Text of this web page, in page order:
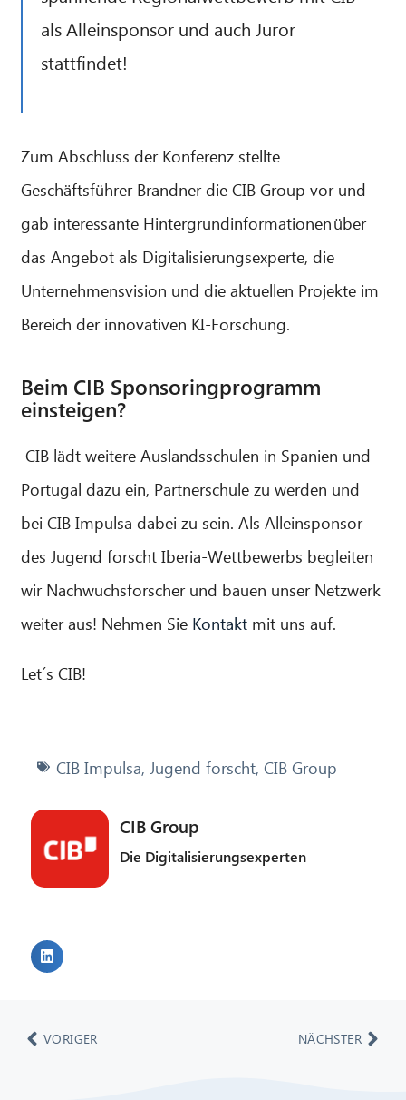
als Alleinsponsor und auch Juror
stattfindet!
Zum Abschluss der Konferenz stellte
Geschäftsführer Brandner die CIB Group vor und
gab interessante Hintergrundinformationen über
das Angebot als Digitalisierungsexperte, die
Unternehmensvision und die aktuellen Projekte im
Bereich der innovativen KI-Forschung.
Beim CIB Sponsoringprogramm
einsteigen?
CIB lädt weitere Auslandsschulen in Spanien und
Portugal dazu ein, Partnerschule zu werden und
bei CIB Impulsa dabei zu sein. Als Alleinsponsor
des Jugend forscht Iberia-Wettbewerbs begleiten
wir Nachwuchsforscher und bauen unser Netzwerk
weiter aus! Nehmen Sie Kontakt mit uns auf.
Let´s CIB!
CIB Impulsa, Jugend forscht, CIB Group
CIB Group
Die Digitalisierungsexperten
VORIGER NÄCHSTER